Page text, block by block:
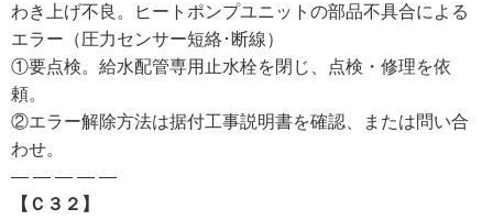
わき上げ不良。ヒートポンプユニットの部品不具合による
エラー（圧力センサー短絡･断線）
①要点検。給水配管専用止水栓を閉じ、点検・修理を依
頼。
②エラー解除方法は据付工事説明書を確認、または問い合
わせ。
— — — — —
【Ｃ３２】